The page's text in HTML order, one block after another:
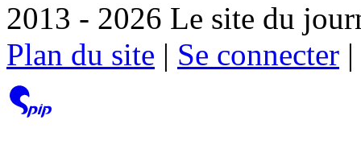
2013 - 2026 Le site du
Plan du site | Se connecter |